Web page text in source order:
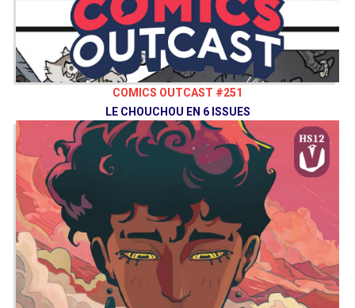
COMICS OUTCAST #251
LE CHOUCHOU EN 6 ISSUES